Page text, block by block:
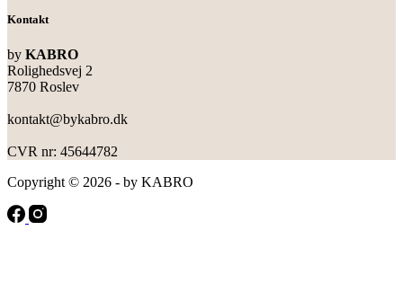
Kontakt
by KABRO
Rolighedsvej 2
7870 Roslev
kontakt@bykabro.dk
CVR nr: 45644782
Copyright © 2026 - by KABRO